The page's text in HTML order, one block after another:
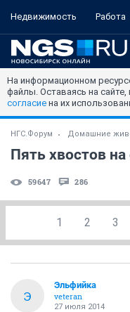
Недвижимость Работа
На информационном
файлы. Оставаясь на
согласие на их
НГС.Форум Домашние
59647 286
1 2 3
Э
Эльфийка
veteran
27 июля 2014